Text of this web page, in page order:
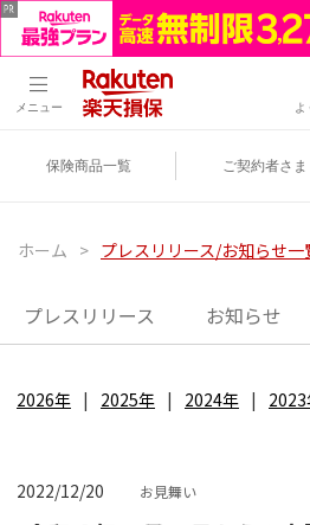
メニュー
保険商品一覧 ご契約者さま
ホーム > プレスリリース/お知らせ一
プレスリリース お知らせ
2026年 2025年 2024年
2022/12/20 お見舞い